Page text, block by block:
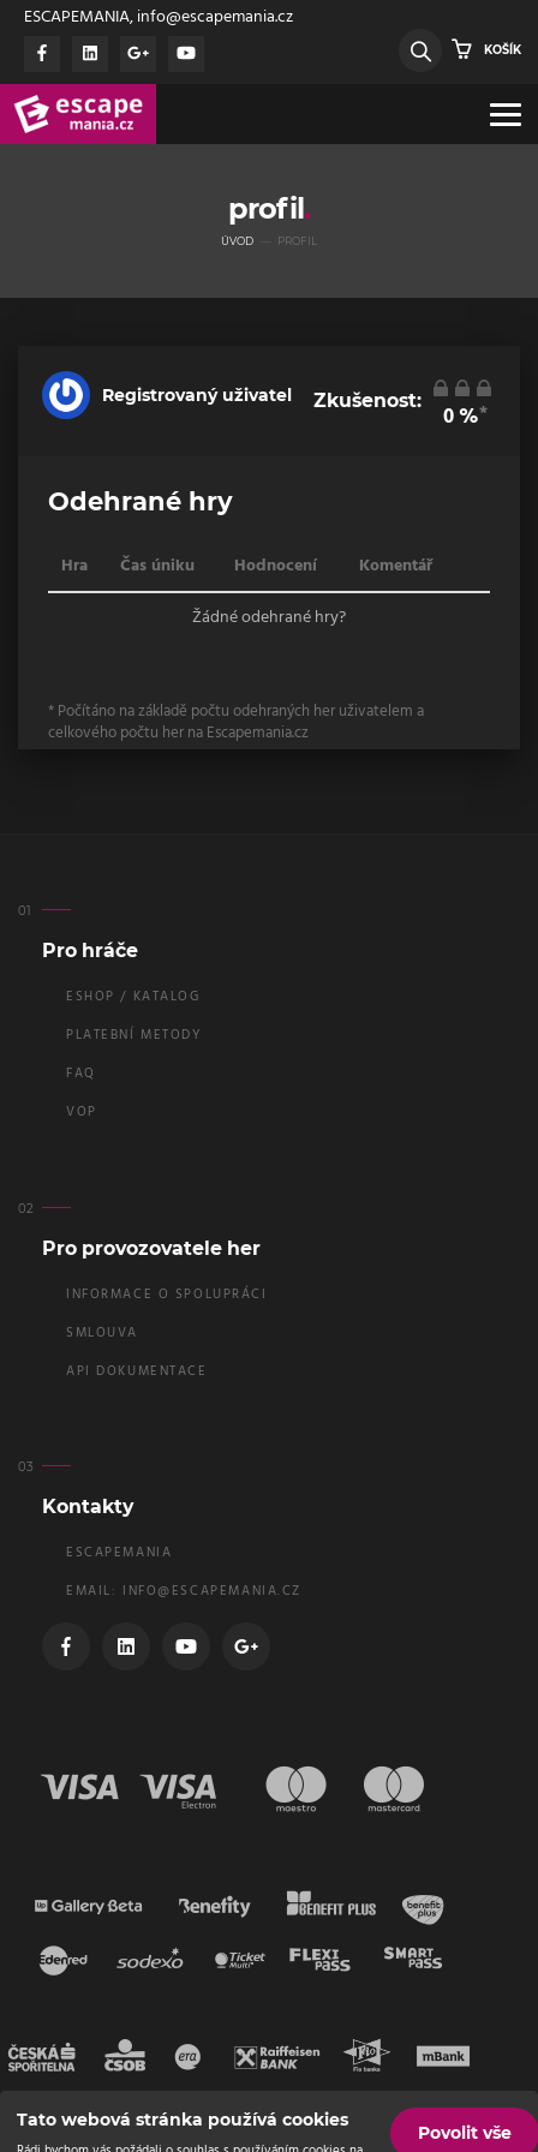
ESCAPEMANIA, info@escapemania.cz
KOŠÍK
profil
ÚVOD PROFIL
Registrovaný uživatel Zkušenost:
0%*
Odehrané hry
Hra Čas úniku Hodnocení
Komentář
Žádné odehrané hry?
* Počítáno na základě počtu odehraných her uživatelem a
celkového počtu her na Escapemania.cz
Pro hráče
ESHOP / KATALOG
PLATEBNÍ METODY
FAQ
VOP
Pro provozovatele her
INFORMACE O SPOLUPRÁCI
SMLOUVA
API DOKUMENTACE
Kontakty
ESCAPEMANIA
EMAIL: INFO@ESCAPEMANIA.CZ
Tato webová stránka používá cookies
Povolit vše